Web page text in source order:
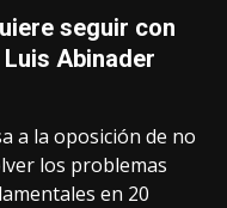
seguir con
Abinader
a la oposición de no
los problemas
en 20